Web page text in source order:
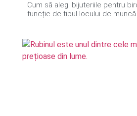
Cum să alegi bijuteriile pentru
funcție de tipul locului de muncă